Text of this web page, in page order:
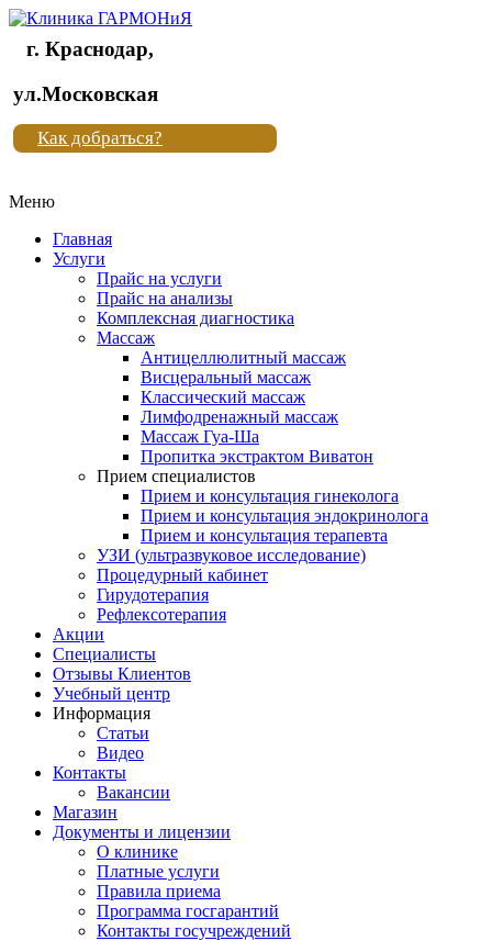
Клиника
"Новая
жизнь"
Клиника
жизнь"
г. Краснодар,
ул.Московская
Как добраться?
Меню
Главная
Услуги
Прайс на услуги
Прайс на анализы
Комплексная диагностика
Массаж
Антицеллюлитный массаж
Висцеральный массаж
Классический массаж
Лимфодренажный массаж
Массаж Гуа-Ша
Пропитка экстрактом Виватон
Прием специалистов
Прием и консультация гинеколога
Прием и консультация эндокринолога
Прием и консультация терапевта
УЗИ (ультразвуковое исследование)
Процедурный кабинет
Гирудотерапия
Рефлексотерапия
Акции
Специалисты
Отзывы Клиентов
Учебный центр
Информация
Статьи
Видео
Контакты
Вакансии
Магазин
Документы и лицензии
О клинике
Платные услуги
Правила приема
Программа госгарантий
Контакты госучреждений